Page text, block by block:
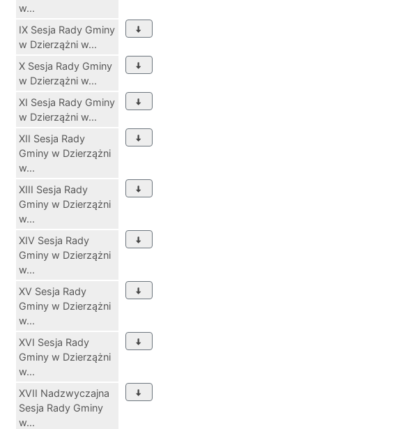
w...
IX Sesja Rady Gminy
w Dzierzążni w...
X Sesja Rady Gminy
w Dzierzążni w...
XI Sesja Rady Gminy
w Dzierzążni w...
XII Sesja Rady
Gminy w Dzierzążni
w...
XIII Sesja Rady
Gminy w Dzierzążni
w...
XIV Sesja Rady
Gminy w Dzierzążni
w...
XV Sesja Rady
Gminy w Dzierzążni
w...
XVI Sesja Rady
Gminy w Dzierzążni
w...
XVII Nadzwyczajna
Sesja Rady Gminy
w...